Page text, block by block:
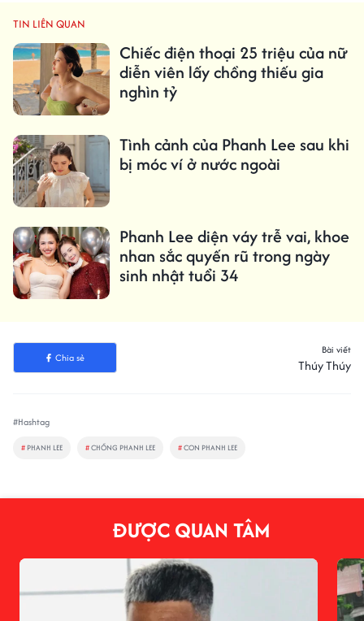
TIN LIÊN QUAN
Chiếc điện thoại 25 triệu của nữ
diễn viên lấy chồng thiếu gia
nghìn tỷ
Tình cảnh của Phanh Lee sau khi
bị móc ví ở nước ngoài
Phanh Lee diện váy trễ vai, khoe
nhan sắc quyến rũ trong ngày
sinh nhật tuổi 34
Chia sẻ
Bài viết
Thúy Thúy
#Hashtag
# PHANH LEE #CHỒNG PHANH LEE #CON PHANH LEE
ĐƯỢC QUAN TÂM